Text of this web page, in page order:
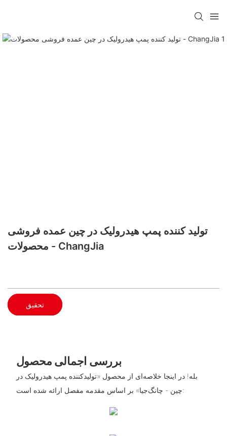
تولید کننده پمپ هیدرولیک در چین عمده فروشی
محصولات - ChangJia
تحقیق
بررسی اجمالی محصول
بله! در اینجا خلاصه‌ای از محصول «تولیدکننده پمپ هیدرولیک در
چین - چانگ‌جیا» بر اساس مقدمه مفصل ارائه شده است: